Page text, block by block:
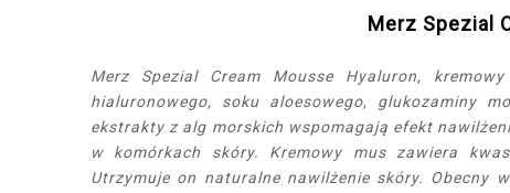
Merz Spezial
Merz Spezial Cream Mousse Hyaluron,
hialuronowego, soku aloesowego, glukozaminy
ekstrakty z alg morskich wspomagają efekt
w komórkach skóry. Kremowy mus zawiera
Utrzymuje on naturalne nawilżenie skóry. Obecny